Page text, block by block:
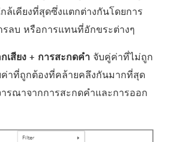
ล้เคียงที่สุดซึ่งแตกต่างกันโดยการ
รลบ หรือการแทนที่อักขระต่างๆ
เสียง + การสะกดคำ จับคู่ค่าที่ไม่ถูก
ค่าที่ถูกต้องที่คล้ายคลึงกันมากที่สุด
รณาจากการสะกดคำและการออก